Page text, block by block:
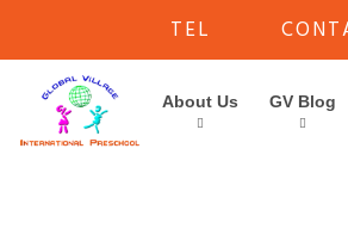
TEL
About Us GV Blog